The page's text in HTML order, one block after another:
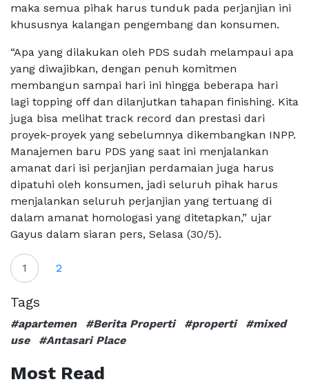
maka semua pihak harus tunduk pada perjanjian ini
khususnya kalangan pengembang dan konsumen.
“Apa yang dilakukan oleh PDS sudah melampaui apa
yang diwajibkan, dengan penuh komitmen
membangun sampai hari ini hingga beberapa hari
lagi topping off dan dilanjutkan tahapan finishing. Kita
juga bisa melihat track record dan prestasi dari
proyek-proyek yang sebelumnya dikembangkan INPP.
Manajemen baru PDS yang saat ini menjalankan
amanat dari isi perjanjian perdamaian juga harus
dipatuhi oleh konsumen, jadi seluruh pihak harus
menjalankan seluruh perjanjian yang tertuang di
dalam amanat homologasi yang ditetapkan,” ujar
Gayus dalam siaran pers, Selasa (30/5).
1 2
Tags
#apartemen #Berita Properti #properti
#mixed
use
#Antasari Place
Most Read